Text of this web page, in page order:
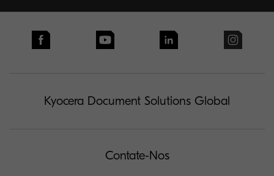
Kyocera Document Solutions Global
Contate-Nos